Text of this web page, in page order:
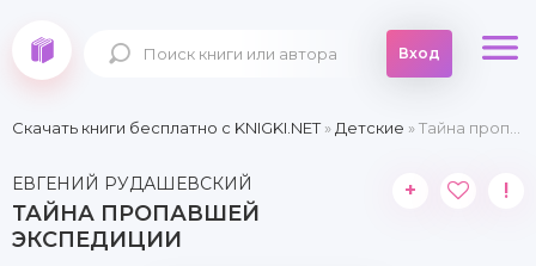
Вход
Скачать книги бесплатно c KNIGKI.NET» Детские » Тайна пропавшей экспедиции
ЕВГЕНИЙ РУДАШЕВСКИЙ
ТАЙНА ПРОПАВШЕЙ
ЭКСПЕДИЦИИ
+ !